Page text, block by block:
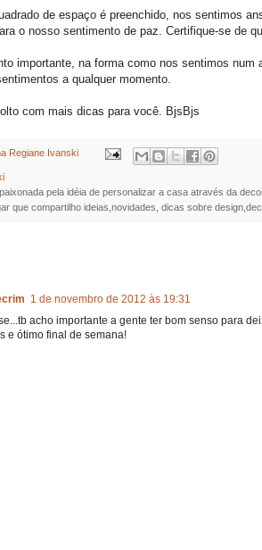
de espaço é preenchido, nos sentimos
o nosso sentimento de paz. Certifique-se de
importante, na forma como nos sentimos
a qualquer momento.
com mais dicas para você. BjsBjs
Regiane Ivanski
pela idéia de personalizar a casa através da
que compartilho ideias,novidades, dicas sobre
1 de novembro de 2012 às 19:31
acho importante a gente ter bom senso para
e ótimo final de semana!